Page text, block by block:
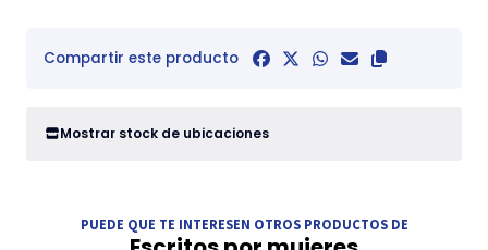
Compartir este producto
Mostrar stock de ubicaciones
PUEDE QUE TE INTERESEN OTROS PRODUCTOS DE